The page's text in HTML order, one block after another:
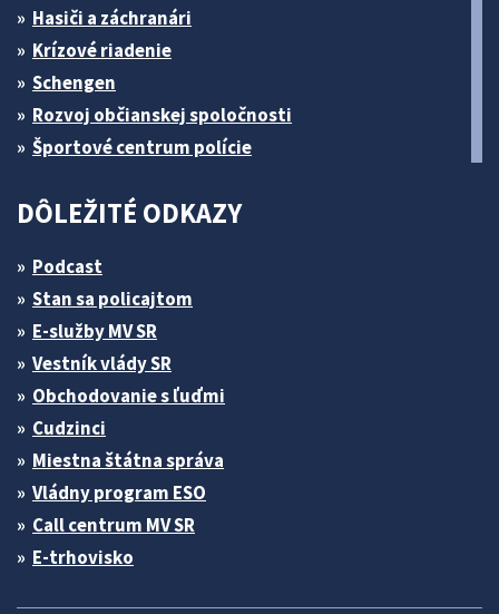
Hasiči a záchranári
Krízové riadenie
Schengen
Rozvoj občianskej spoločnosti
Športové centrum polície
DÔLEŽITÉ ODKAZY
Podcast
Stan sa policajtom
E-služby MV SR
Vestník vlády SR
Obchodovanie s ľuďmi
Cudzinci
Miestna štátna správa
Vládny program ESO
Call centrum MV SR
E-trhovisko